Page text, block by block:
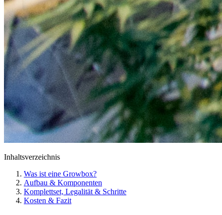
Inhaltsverzeichnis
Was ist eine Growbox?
Aufbau & Komponenten
Komplettset, Legalität & Schritte
Kosten & Fazit